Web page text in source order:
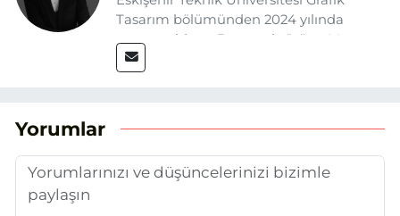
Tasarım bölümünden 2024 yılında
mezun oldum. Basın sektörüne Mayıs
2025’te Eskişehir Haber Ajansı ile adım
aktarmayı hedefliyorum.
Yorumlar